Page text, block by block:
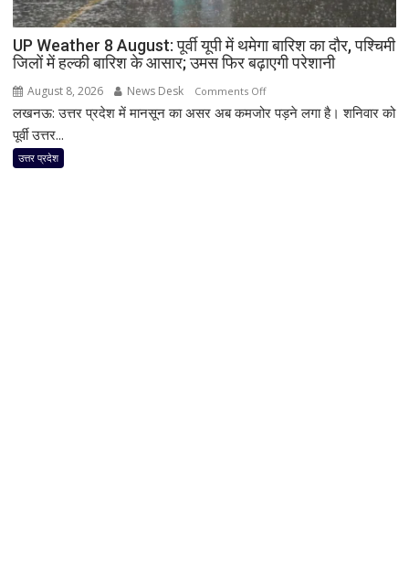
शामिल;
हाईकोर्ट
ने
अनुमति
UP Weather 8 August: पूर्वी यूपी में थमेगा बारिश का दौर, पश्चिमी
जिलों में हल्की बारिश के आसार; उमस फिर बढ़ाएगी परेशानी
August 8, 2026 News Desk Comments Offon
UP
लखनऊ: उत्तर प्रदेश में मानसून का असर अब कमजोर पड़ने लगा है। शनिवार को
पूर्वी उत्तर...
उत्तर प्रदेश